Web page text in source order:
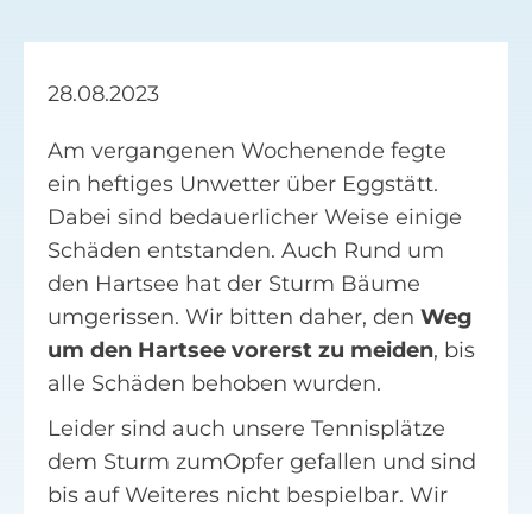
Facebook
Suche
28.08.2023
Am vergangenen Wochenende fegte
ein heftiges Unwetter über Eggstätt.
Dabei sind bedauerlicher Weise einige
Schäden entstanden. Auch Rund um
den Hartsee hat der Sturm Bäume
umgerissen. Wir bitten daher, den Weg
um den Hartsee vorerst zu meiden, bis
alle Schäden behoben wurden.
Leider sind auch unsere Tennisplätze
dem Sturm zumOpfer gefallen und sind
bis auf Weiteres nicht bespielbar. Wir